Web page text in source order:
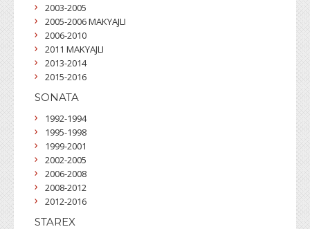
2003-2005
2005-2006 MAKYAJLI
2006-2010
2011 MAKYAJLI
2013-2014
2015-2016
SONATA
1992-1994
1995-1998
1999-2001
2002-2005
2006-2008
2008-2012
2012-2016
STAREX